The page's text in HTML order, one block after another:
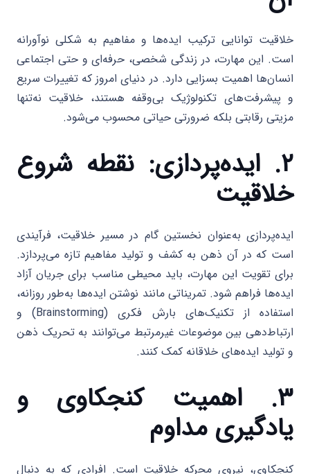
خلاقیت توانایی ترکیب ایده‌ها و مفاهیم به شکلی نوآورانه
است. این مهارت، در زندگی شخصی، حرفه‌ای و حتی اجتماعی
انسان‌ها اهمیت بسزایی دارد. در دنیای امروز که تغییرات سریع
و پیشرفت‌های تکنولوژیک بی‌وقفه هستند، خلاقیت نه‌تنها
مزیتی رقابتی بلکه ضرورتی حیاتی محسوب می‌شود.
۲. ایده‌پردازی: نقطه شروع
خلاقیت
ایده‌پردازی به‌عنوان نخستین گام در مسیر خلاقیت، فرآیندی
است که در آن ذهن به کشف و تولید مفاهیم تازه می‌پردازد.
برای تقویت این مهارت، باید محیطی مناسب برای جریان آزاد
ایده‌ها فراهم شود. تمریناتی مانند نوشتن ایده‌ها به‌طور روزانه،
استفاده از تکنیک‌های بارش فکری (Brainstorming) و
ارتباط‌دهی بین موضوعات غیرمرتبط می‌توانند به تحریک ذهن
و تولید ایده‌های خلاقانه کمک کنند.
۳. اهمیت کنجکاوی و
یادگیری مداوم
کنجکاوی، نیروی محرکه خلاقیت است. افرادی که به دنبال